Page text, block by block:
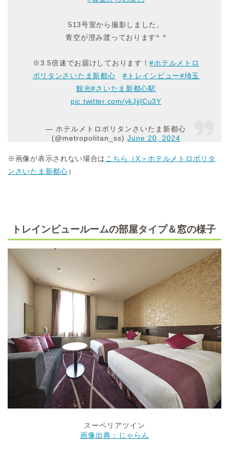
513号室から撮影しました。
青空が澄み渡っております^ ^
※3.5倍速でお届けしております！#ホテルメトロ
ポリタンさいたま新都心
#トレインビュー#埼玉
観光#さいたま新都心駅
pic.twitter.com/ykJjjlCu3Y
— ホテルメトロポリタンさいたま新都心
(@metropolitan_ss) June 20, 2024
※画像が表示されない場合はこちら（X＞ホテルメトロポリタ
ンさいたま新都心）
トレインビュールームの部屋タイプ＆窓の様子
スーペリアツイン
画像出典：じゃらん